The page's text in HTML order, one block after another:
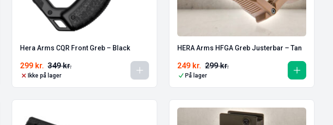
Hera Arms CQR Front Greb – Black
349kr.
299 kr.
Ikke på lager
HERA Arms HFGA Greb Justerbar – Tan
299kr.
249 kr.
På lager